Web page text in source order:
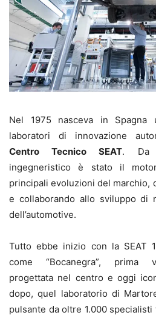
Nel 1975 nasceva in
laboratori di innovazione
Centro Tecnico SEAT. Da
ingegneristico è stato il
principali evoluzioni del marchio,
e collaborando allo sviluppo di
dell’automotive.
Tutto ebbe inizio con la SEAT
come “Bocanegra”, prima
progettata nel centro e oggi
dopo, quel laboratorio di
pulsante da oltre 1.000